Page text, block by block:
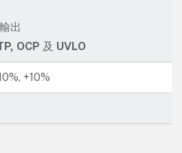
出
OCP 及 UVLO
+10%